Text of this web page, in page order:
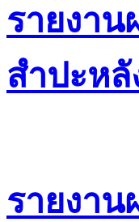
รายงา
สำปะหลั
รายงา